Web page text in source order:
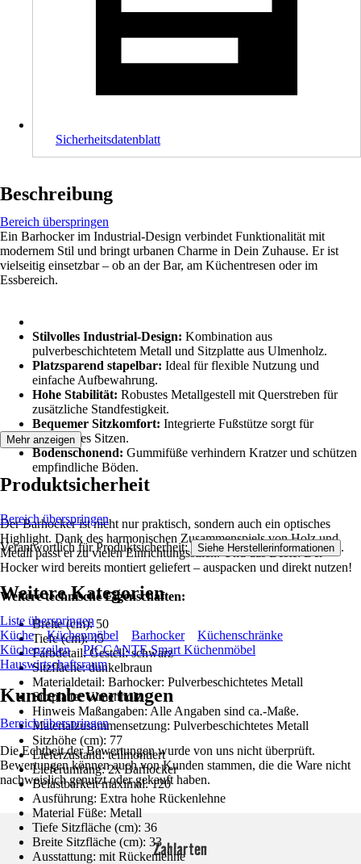
Sicherheitsdatenblatt
Beschreibung
Bereich überspringen
Ein Barhocker im Industrial-Design verbindet Funktionalität mit
modernem Stil und bringt urbanen Charme in Dein Zuhause. Er ist
vielseitig einsetzbar – ob an der Bar, am Küchentresen oder im
Essbereich.
Stilvolles Industrial-Design: Kombination aus
pulverbeschichtetem Metall und Sitzplatte aus Ulmenholz.
Platzsparend stapelbar: Ideal für flexible Nutzung und
einfache Aufbewahrung.
Hohe Stabilität: Robustes Metallgestell mit Querstreben für
zusätzliche Standfestigkeit.
Bequemer Sitzkomfort: Integrierte Fußstütze sorgt für
entspanntes Sitzen.
Bodenschonend: Gummifüße verhindern Kratzer und schützen
empfindliche Böden.
Der Barhocker ist nicht nur praktisch, sondern auch ein optisches
Highlight. Dank des harmonischen Zusammenspiels von Holz und
Metall passt er zu vielen Einrichtungsstilen. Und das Beste: Der
Hocker wird bereits montiert geliefert – auspacken und direkt nutzen!
Weitere technische Eigenschaften:
Breite (cm): 50
Tiefe (cm): 45
Farbdetail: Gestell: schwarz
Sitzfläche: dunkelbraun
Materialdetail: Barhocker: Pulverbeschichtetes Metall
Sitzplatte: Ulmenholz
Hinweis Maßangaben: Alle Angaben sind ca.-Maße.
Materialzusammensetzung: Pulverbeschichtetes Metall
Sitzhöhe (cm): 77
Lieferzustand: teilmontiert
Lieferumfang: 2x Barhocker
Belastbarkeit maximal: 120
Ausführung: Extra hohe Rückenlehne
Material Füße: Metall
Tiefe Sitzfläche (cm): 36
Breite Sitzfläche (cm): 33
Ausstattung: mit Rückenlehne
Mehr anzeigen
Produktsicherheit
Bereich überspringen
Verantwortlich für Produktsicherheit: Siehe Herstellerinformationen .
Weitere Kategorien
Liste überspringen
Küche
Küchenmöbel Barhocker
Küchenschränke
Küchenzeilen
PICCANTE Smart Küchenmöbel
Hauswirtschaftsraum
Kundenbewertungen
Bereich überspringen
Die Echtheit der Bewertungen wurde von uns nicht überprüft.
Bewertungen können auch von Kunden stammen, die die Ware nicht
nachweislich genutzt oder gekauft haben.
Zahlarten